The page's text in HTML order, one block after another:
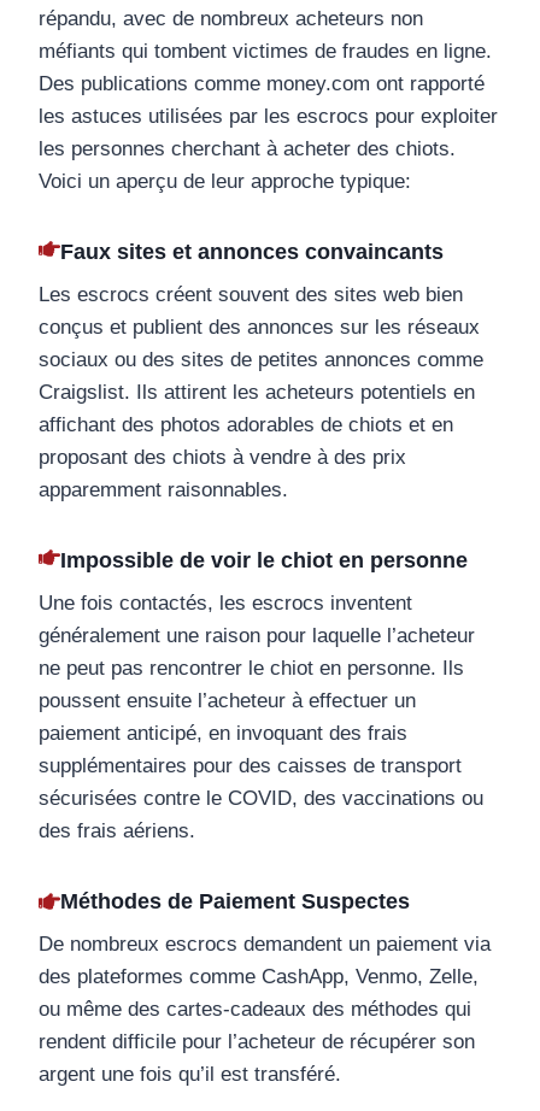
répandu, avec de nombreux acheteurs non
méfiants qui tombent victimes de fraudes en ligne.
Des publications comme money.com ont rapporté
les astuces utilisées par les escrocs pour exploiter
les personnes cherchant à acheter des chiots.
Voici un aperçu de leur approche typique:
Faux sites et annonces convaincants
Les escrocs créent souvent des sites web bien
conçus et publient des annonces sur les réseaux
sociaux ou des sites de petites annonces comme
Craigslist. Ils attirent les acheteurs potentiels en
affichant des photos adorables de chiots et en
proposant des chiots à vendre à des prix
apparemment raisonnables.
Impossible de voir le chiot en personne
Une fois contactés, les escrocs inventent
généralement une raison pour laquelle l’acheteur
ne peut pas rencontrer le chiot en personne. Ils
poussent ensuite l’acheteur à effectuer un
paiement anticipé, en invoquant des frais
supplémentaires pour des caisses de transport
sécurisées contre le COVID, des vaccinations ou
des frais aériens.
Méthodes de Paiement Suspectes
De nombreux escrocs demandent un paiement via
des plateformes comme CashApp, Venmo, Zelle,
ou même des cartes-cadeaux des méthodes qui
rendent difficile pour l’acheteur de récupérer son
argent une fois qu’il est transféré.